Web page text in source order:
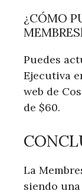
¿CÓMO‌
Puedes
Ejecutiva
web de
de $60.
La
siendo